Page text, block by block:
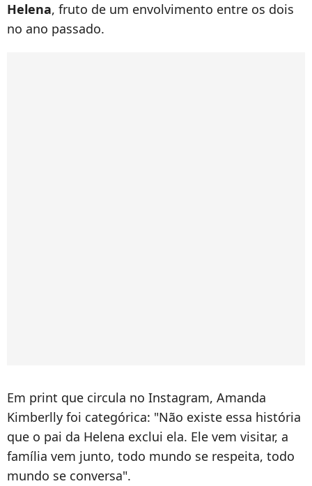
Helena, fruto de um envolvimento entre os dois
no ano passado.
Em print que circula no Instagram, Amanda
Kimberlly foi categórica: "Não existe essa história
que o pai da Helena exclui ela. Ele vem visitar, a
família vem junto, todo mundo se respeita, todo
mundo se conversa".